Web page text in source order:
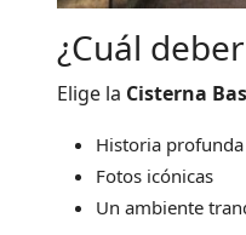
¿Cuál
Elige la Cisterna
Historia profunda
Fotos icónicas
Un ambiente